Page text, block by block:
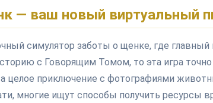
— ваш новый виртуальный
симулятор заботы о щенке, где главный
с Говорящим Томом, то эта игра
целое приключение с фотографиями
многие ищут способы получить ресурсы